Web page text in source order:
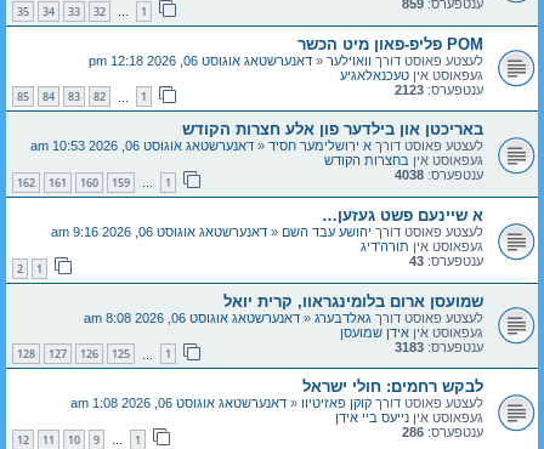
ענטפערס: 859
1
…
32
33
34
35
POM פליפ-פאון מיט הכשר
לעצטע פאוסט דורך וואוילער « דאנערשטאג אוגוסט 06, 2026 12:18 pm
געפאוסט אין טעכנאלאגיע
ענטפערס: 2123
1
82
83
84
85
באריכטן און בילדער פון אלע חצרות הקודש
לעצטע פאוסט דורך א ירושלימער חסיד « דאנערשטאג אוגוסט 06, 2026 10:53 am
געפאוסט אין בחצרות הקודש
ענטפערס: 4038
1
…
159
160
161
162
א שיינעם פשט געזען…
לעצטע פאוסט דורך יהושע עבד השם « דאנערשטאג אוגוסט 06, 2026 9:16 am
געפאוסט אין תורה'דיג
ענטפערס: 43
1
2
שמועסן ארום בלומינגראוו, קרית יואל
לעצטע פאוסט דורך גאלדבערג « דאנערשטאג אוגוסט 06, 2026 8:08 am
געפאוסט אין אידן שמועסן
ענטפערס: 3183
1
125
126
127
128
לבקש רחמים: חולי ישראל
לעצטע פאוסט דורך קוקן פאזיטיוו « דאנערשטאג אוגוסט 06, 2026 1:08 am
געפאוסט אין נייעס ביי אידן
ענטפערס: 286
1
…
9
10
11
12